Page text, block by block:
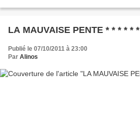
LA MAUVAISE PENTE * * * * * *
Publié le 07/10/2011 à 23:00
Par Alinos